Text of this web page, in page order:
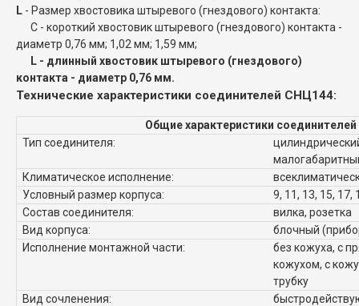
L - Размер хвостовика штыревого (гнездового) контакта:
C - короткий хвостовик штыревого (гнездового) контакта -
диаметр 0,76 мм; 1,02 мм; 1,59 мм;
L - длинный хвостовик штыревого (гнездового)
контакта - диаметр 0,76 мм.
Технические характеристики соединителей СНЦ144:
Общие характеристики
Тип соединителя:
Климатическое исполнение:
Условный размер корпуса:
9, 11, 13, 15, 17,
Состав соединителя:
вилка, розетка
Вид корпуса:
блочный
Исполнение монтажной части:
без кожуха, с
кожухом, с
трубку
Вид сочленения: